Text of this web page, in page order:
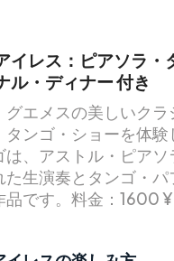
イレス：ピアソラ・
ル・ディナー付き
グエメスの美しいクラ
タンゴ・ショーを体験
は、アストル・ピアソ
た生演奏とタンゴ・パ
品です。料金：1600 ¥